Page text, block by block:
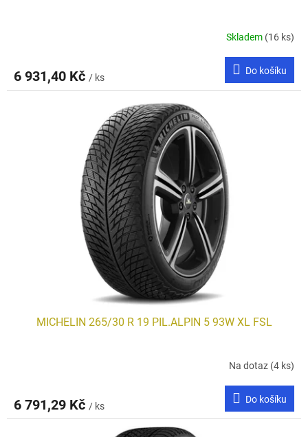
Skladem (16 ks)
6 931,40 Kč / ks
Do košíku
MICHELIN 265/30 R 19 PIL.ALPIN 5 93W XL FSL
Na dotaz (4 ks)
6 791,29 Kč / ks
Do košíku